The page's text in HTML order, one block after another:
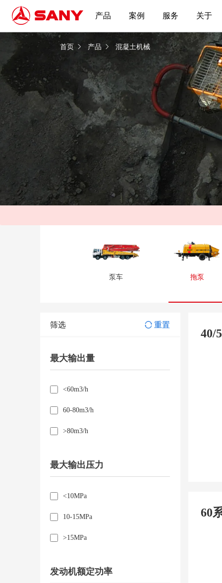
产品 案例 服务 关于
拖泵 | 混凝土机械
首页 产品 混凝土机械
泵车 拖泵
筛选 重置
最大输出量
<60m3/h
60-80m3/h
>80m3/h
最大输出压力
<10MPa
10-15MPa
>15MPa
发动机额定功率
40/
60